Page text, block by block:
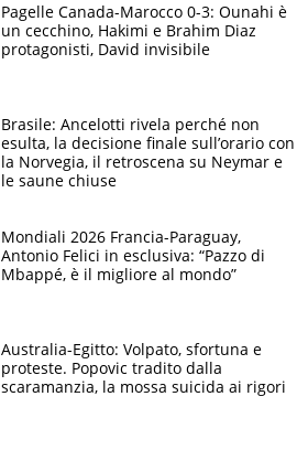
Pagelle Canada-Marocco 0-3: Ounahi è
un cecchino, Hakimi e Brahim Diaz
protagonisti, David invisibile
Brasile: Ancelotti rivela perché non
esulta, la decisione finale sull’orario con
la Norvegia, il retroscena su Neymar e
le saune chiuse
Mondiali 2026 Francia-Paraguay,
Antonio Felici in esclusiva: “Pazzo di
Mbappé, è il migliore al mondo”
Australia-Egitto: Volpato, sfortuna e
proteste. Popovic tradito dalla
scaramanzia, la mossa suicida ai rigori